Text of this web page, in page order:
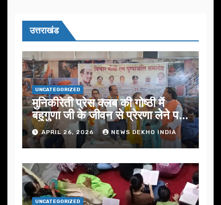
उत्तराखंड
UNCATEGORIZED
मुनिकीरेती प्रेस क्लब की गोष्ठी में
बहुगुणा जी के जीवन से प्रेरणा लेने पर
जोरAPRIL 26, 2026 NEWS DEKHO INDIA
UNCATEGORIZED